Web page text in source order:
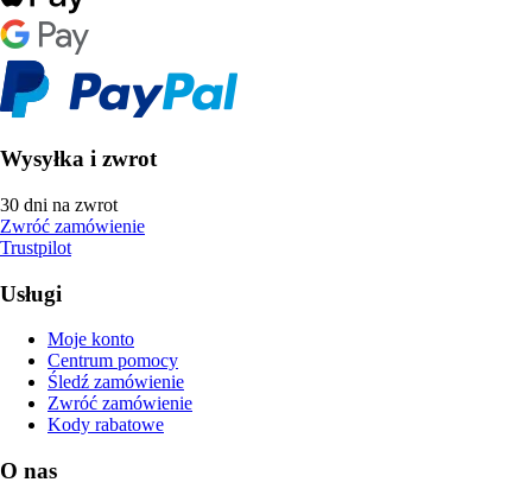
Wysyłka i zwrot
30 dni na zwrot
Zwróć zamówienie
Trustpilot
Usługi
Moje konto
Centrum pomocy
Śledź zamówienie
Zwróć zamówienie
Kody rabatowe
O nas